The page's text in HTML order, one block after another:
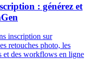
: générez et
inscription sur
retouches photo, les
et des workflows en ligne